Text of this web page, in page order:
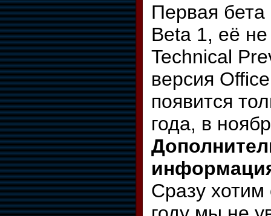
Первая
Beta 1, её не
Technical
версия
появится
года, в
Сразу хотим